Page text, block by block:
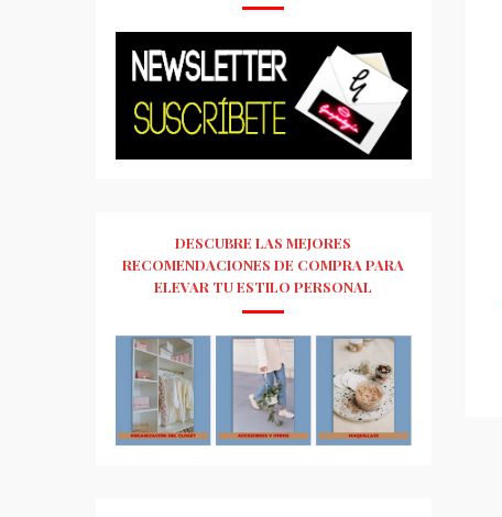
DESCUBRE LAS MEJORES
RECOMENDACIONES DE COMPRA PARA
ELEVAR TU ESTILO PERSONAL